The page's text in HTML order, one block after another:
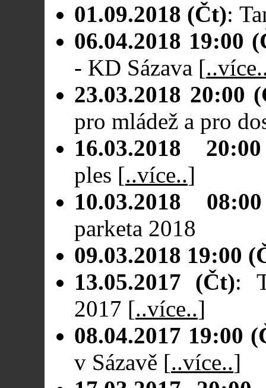
01.09.2018 (Čt):
06.04.2018 19:00
- KD Sázava [
23.03.2018 20:00
pro mládež a pro
16.03.2018
ples [..více..]
10.03.2018
parketa 2018
09.03.2018 19:00
13.05.2017 (Čt):
2017 [..více..]
08.04.2017 19:00
v Sázavě [..více..]